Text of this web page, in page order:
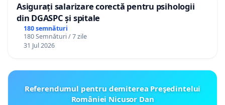
Asigurați salarizare corectă pentru psihologii
din DGASPC și spitale
180 semnături
180 Semnături / 7 zile
31 Jul 2026
Referendumul pentru demiterea Preşedintelui
României Nicusor Dan